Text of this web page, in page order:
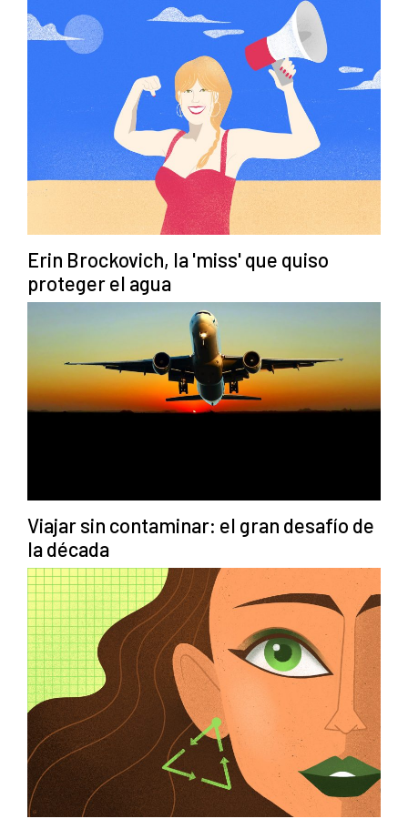
Erin Brockovich, la 'miss' que quiso
proteger el agua
Viajar sin contaminar: el gran desafío de
la década